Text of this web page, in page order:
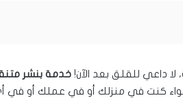
داعي للقلق بعد الآن! خدمة بنشر
سواء كنت في منزلك أو في عملك أو في